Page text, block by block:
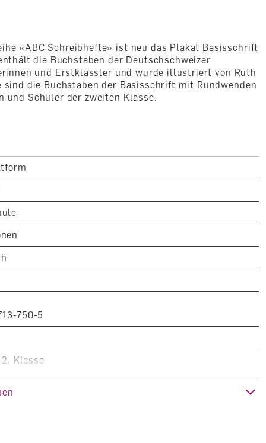
«ABC Schreibhefte» ist neu das Plakat Basisschrift
die Buchstaben der Deutschschweizer
und Erstklässler und wurde illustriert von Ruth
sind die Buchstaben der Basisschrift mit Rundwenden
und Schüler der zweiten Klasse.
750-5
Klasse